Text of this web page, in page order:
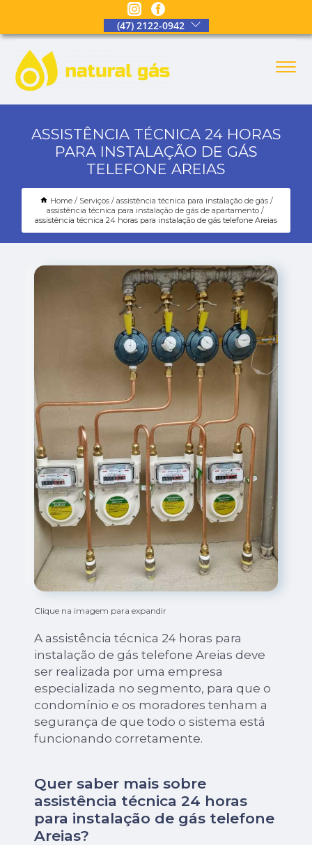
(47) 2122-0942
ASSISTÊNCIA TÉCNICA 24 HORAS
PARA INSTALAÇÃO DE GÁS
TELEFONE AREIAS
Home Serviços
assistência técnica para instalação de gás
assistência técnica para instalação de gás de apartamento
assistência técnica 24 horas para instalação de gás telefone Areias
Clique na imagem para expandir
A assistência técnica 24 horas para
instalação de gás telefone Areias deve
ser realizada por uma empresa
especializada no segmento, para que o
condomínio e os moradores tenham a
segurança de que todo o sistema está
funcionando corretamente.
Quer saber mais sobre
assistência técnica 24 horas
para instalação de gás telefone
Areias?